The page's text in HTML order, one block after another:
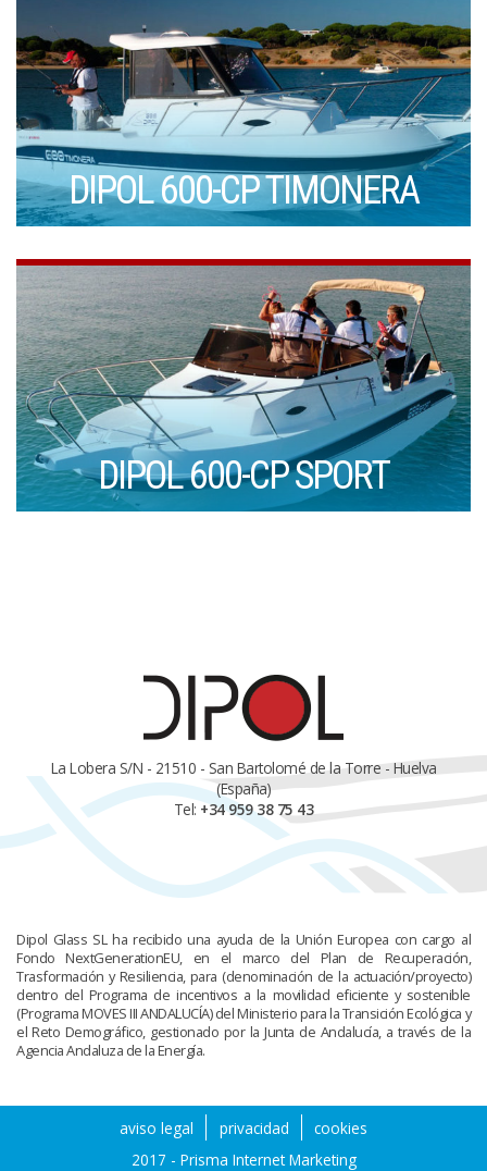
DIPOL 600-CP TIMONERA
DIPOL 600-CP SPORT
La Lobera S/N - 21510 - San Bartolomé de la Torre - Huelva
(España)
Tel: +34 959 38 75 43
Dipol Glass SL ha recibido una ayuda de la Unión Europea con cargo al
Fondo NextGenerationEU, en el marco del Plan de Recuperación,
Trasformación y Resiliencia, para (denominación de la actuación/proyecto)
dentro del Programa de incentivos a la movilidad eficiente y sostenible
(Programa MOVES III ANDALUCÍA) del Ministerio para la Transición Ecológica y
el Reto Demográfico, gestionado por la Junta de Andalucía, a través de la
Agencia Andaluza de la Energía.
aviso legal privacidad
cookies
2017 - Prisma Internet Marketing